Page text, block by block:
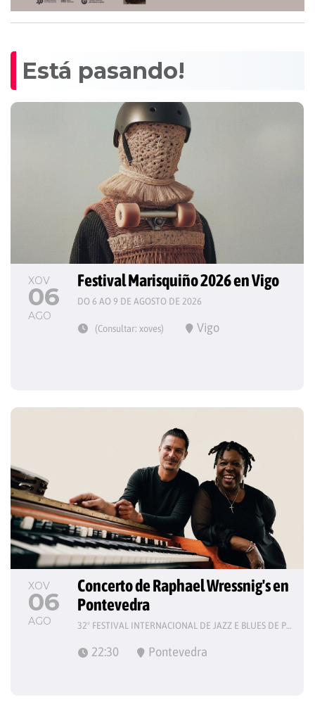
Está pasando!
XOV
06
AGO
Festival Marisquiño 2026 en Vigo
DO 6 AO 9 DE AGOSTO DE 2026
(Consultar: xoves) Vigo
XOV
06
AGO
Concerto de Raphael Wressnig's en
Pontevedra
32º FESTIVAL INTERNACIONAL DE JAZZ E BLUES DE PONTEVEDRA
22:30 Pontevedra